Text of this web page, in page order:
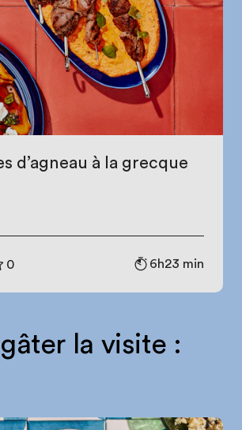
d’agneau à la grecque
0 6h23 min
la visite :